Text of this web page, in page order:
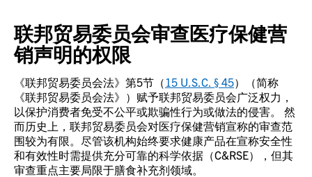
联邦贸易委员会审查医疗保健营
销声明的权限
《联邦贸易委员会法》第5节（15 U.S.C. § 45）（简称
《联邦贸易委员会法》）赋予联邦贸易委员会广泛权力，
以保护消费者免受不公平或欺骗性行为或做法的侵害。 然
而历史上，联邦贸易委员会对医疗保健营销宣称的审查范
围较为有限。尽管该机构始终要求健康产品在宣称安全性
和有效性时需提供充分可靠的科学依据（C&RSE），但其
审查重点主要局限于膳食补充剂领域。